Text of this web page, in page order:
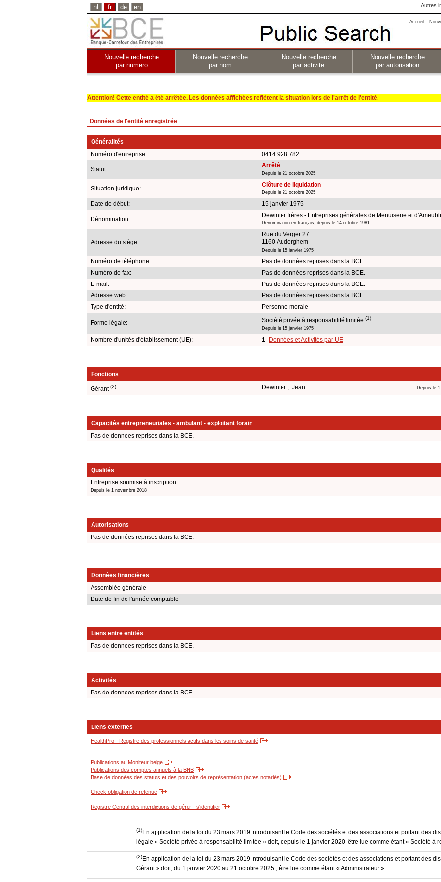
nl fr de en Autres
Accueil
Nouvelle recherche
par numéro
Nouvelle recherche
par nom
Nouvelle recherche
par activité
Nouvelle recherche
par autorisation
Attention! Cette entité a été arrêtée. Les données affichées reflètent la situation lors de l'arrêt de l'entité.
Données de l'entité enregistrée
Généralités
Numéro d'entreprise:
0414.928.782
Statut:
Arrêté
Depuis le 21 octobre 2025
Situation juridique:
Clôture de liquidation
Depuis le 21 octobre 2025
Date de début: 15 janvier 1975
Dénomination:
Dewinter frères - Entreprises générales de Menuiserie et
Dénomination en français, depuis le 14 octobre 1981
Adresse du siège:
Rue du Verger 27
1160 Auderghem
Depuis le 15 janvier 1975
Numéro de téléphone:
Pas de données reprises dans la BCE.
Numéro de fax:
Pas de données reprises dans la BCE.
E-mail:
Pas de données reprises dans la BCE.
Adresse web:
Pas de données reprises dans la BCE.
Type d'entité:
Personne morale
Forme légale: Société privée à responsabilité limitée (1)
Depuis le 15 janvier 1975
Nombre d'unités d'établissement (UE): 1 Données et Activités par UE
Fonctions
Gérant(2) Dewinter , Jean Depuis le
Capacités entrepreneuriales - ambulant - exploitant forain
Pas de données reprises dans la BCE.
Qualités
Entreprise soumise à inscription
Depuis le 1 novembre 2018
Autorisations
Pas de données reprises dans la BCE.
Données financières
Assemblée générale
Date de fin de l'année comptable
Liens entre entités
Pas de données reprises dans la BCE.
Activités
Pas de données reprises dans la BCE.
Liens externes
HealthPro - Registre des professionnels actifs dans les soins de santé
Publications au Moniteur belge
Publications des comptes annuels à la BNB
Base de données des statuts et des pouvoirs de représentation (actes notariés)
Check obligation de retenue
Registre Central des interdictions de gérer - s'identifier
(1)En application de la loi du 23 mars 2019 introduisant le Code des sociétés et des associations et portant des
légale « Société privée à responsabilité limitée » doit, depuis le 1 janvier 2020, être lue comme étant « Société à
(2)En application de la loi du 23 mars 2019 introduisant le Code des sociétés et des associations et portant des
Gérant » doit, du 1 janvier 2020 au 21 octobre 2025 , être lue comme étant « Administrateur ».